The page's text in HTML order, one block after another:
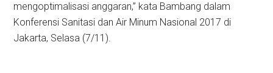
mengoptimalisasi anggaran,” kata Bambang dalam
Konferensi Sanitasi dan Air Minum Nasional 2017 di
Jakarta, Selasa (7/11).